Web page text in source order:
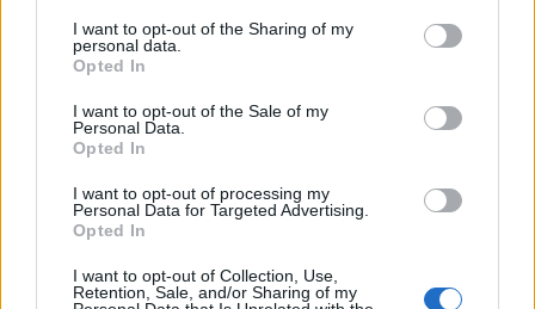
I want to opt-out of the Sharing of my
personal data.
Opted In
I want to opt-out of the Sale of my
Personal Data.
Opted In
I want to opt-out of processing my
Personal Data for Targeted Advertising.
Opted In
I want to opt-out of Collection, Use,
Retention, Sale, and/or Sharing of my
Πελοπόννησος
«Πλήθων»: Δεν μπορεί στο όνομα της
εξοστρακισμός εκπαιδευτικών!
19 Απριλίου 2021 13:28